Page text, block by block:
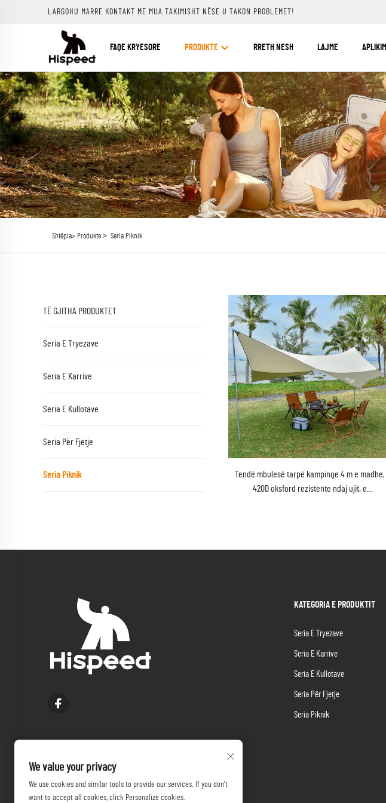
LARGOHU MARRE KONTAKT ME MUA TAKIMISHT NËSE U TAKON PROBLEMET!
FAQE KRYESORE PRODUKTE RRETH NESH LAJME APLIKIM
Shtëpia> Produkte > Seria Piknik
TË GJITHA PRODUKTET
Seria E Tryezave
Seria E Karrive
Seria E Kullotave
Seria Për Fjetje
Seria Piknik
Tendë mbulesë tarpë kampinge 4 m e madhe,
420D oksford rezistente ndaj ujit, e
KATEGORIA E PRODUKTIT
Seria E Tryezave
Seria E Karrive
Seria E Kullotave
Seria Për Fjetje
Seria Piknik
We value your privacy
We use cookies and similar tools to provide our services. If you don't
want to accept all cookies, click Personalize cookies.